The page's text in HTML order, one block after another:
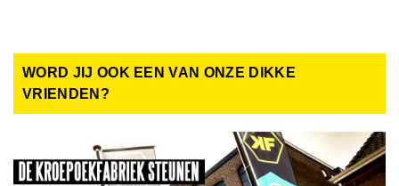
WORD JIJ OOK EEN VAN ONZE DIKKE
VRIENDEN?